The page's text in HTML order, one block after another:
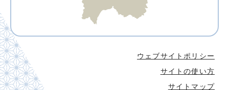
ウェブサイトポリシー
サイトの使い方
サイトマップ